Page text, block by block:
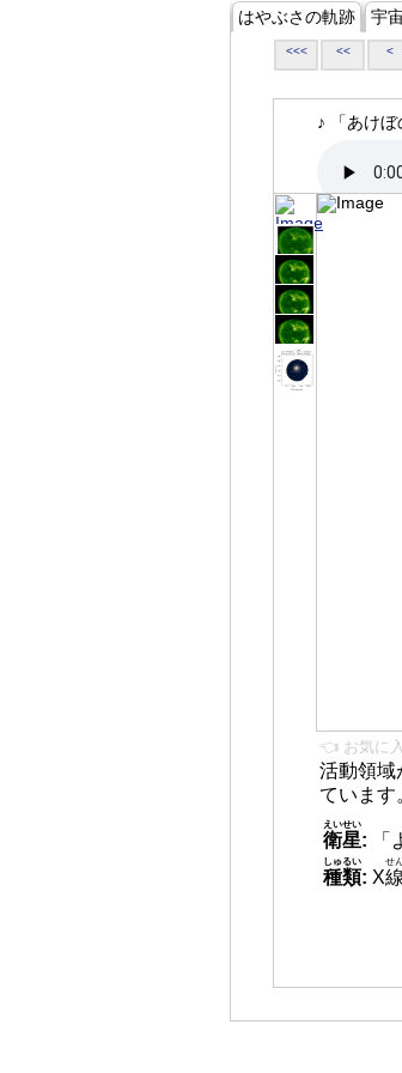
はやぶさの軌跡 宇
<<< << <
♪ 「あけぼ
👈 お気に
活動領域
ています
衛星
えいせい
:
「
種類
しゅるい
: X線
せ